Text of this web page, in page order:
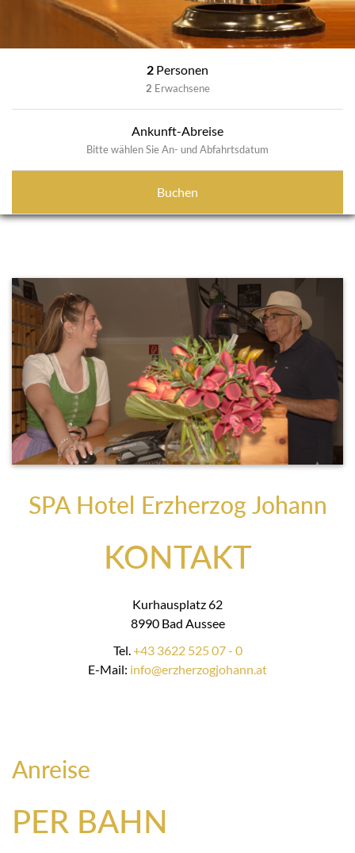
2 Personen
2 Erwachsene
Ankunft-Abreise
Bitte wählen Sie An- und Abfahrtsdatum
Buchen
SPA Hotel Erzherzog Johann
KONTAKT
Kurhausplatz 62
8990 Bad Aussee
Tel.+43 3622 525 07 - 0
E-Mail: info@erzherzogjohann.at
Anreise
PER BAHN